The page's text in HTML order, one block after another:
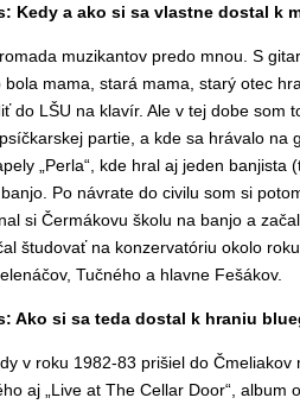
Kedy a ako si sa vlastne dostal k
muzikantov predo mnou. S
Či to bola mama, stará mama,
že ma nútili chodiť do LŠU na
chodiť ako psíčkar do jednej
dostal do vojenskej country
bluegrass a ukázal mi aj, ako
strunu, ostatné poprehadzoval
potom aj ku skutočnému banju.
kapelu „Čmeliaci“. Hrali sme
Ako si sa teda dostal k hraniu
v roku 1982-83 prišiel do
Okrem iného aj „Live at The Cellar